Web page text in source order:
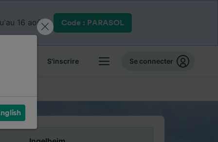
16 août. Code : PARASOL
S'inscrire Se connecter